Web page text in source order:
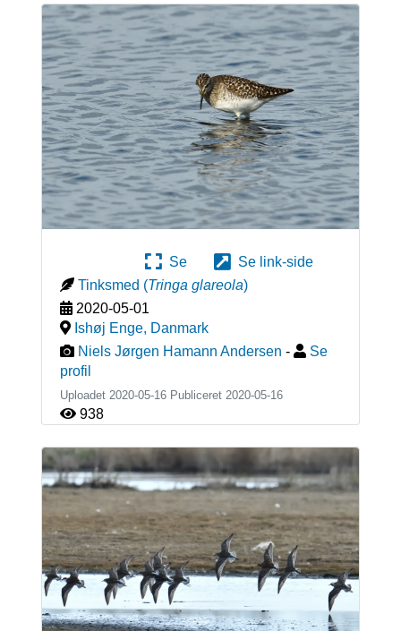
Se
Se link-side
Tinksmed (Tringa glareola)
2020-05-01
Ishøj Enge, Danmark
Niels Jørgen Hamann Andersen -
Se
profil
Uploadet 2020-05-16 Publiceret 2020-05-16
938